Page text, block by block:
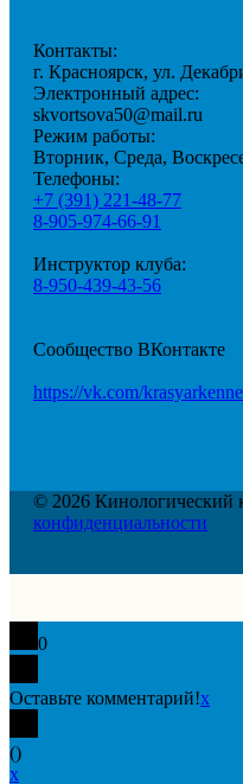
Контакты:
г. Красноярск, ул.
Электронный адрес:
skvortsova50@mail.ru
Режим работы:
Вторник, Среда,
Телефоны:
+7 (391) 221-48-77
8-905-974-66-91
Инструктор клуба:
8-950-439-43-56
Сообщество ВКонтакте
https://vk.com/
© 2026
конфиденциальности
0
Оставьте комментарий!x
()
x